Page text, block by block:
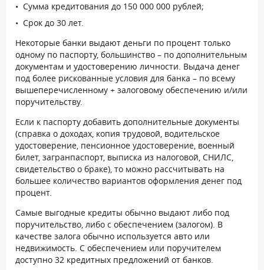
Сумма кредитования до 150 000 000 рублей;
Срок до 30 лет.
Некоторые банки выдают деньги по процент только
одному по паспорту, большинство – по дополнительным
документам и удостоверению личности. Выдача денег
под более рискованные условия для банка – по всему
вышеперечисленному + залоговому обеспечению и/или
поручительству.
Если к паспорту добавить дополнительные документы
(справка о доходах, копия трудовой, водительское
удостоверение, пенсионное удостоверение, военный
билет, загранпаспорт, выписка из налоговой, СНИЛС,
свидетельство о браке), то можно рассчитывать на
большее количество вариантов оформления денег под
процент.
Самые выгодные кредиты обычно выдают либо под
поручительство, либо с обеспечением (залогом). В
качестве залога обычно используется авто или
недвижимость. С обеспечением или поручителем
доступно 32 кредитных предложений от банков.